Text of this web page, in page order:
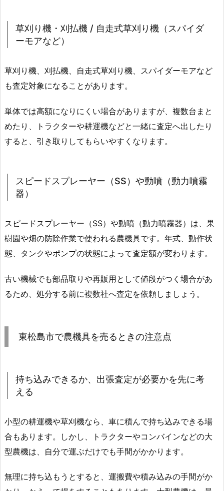
草刈り機・刈払機 / 自走式草刈り機（スパイダ
ーモアなど）
草刈り機、刈払機、自走式草刈り機、スパイダーモアなど
も査定対象になることがあります。
単体では高額になりにくい場合がありますが、複数台まと
めたり、トラクターや耕運機などと一緒に査定へ出したり
すると、引き取りしてもらいやすくなります。
スピードスプレーヤー（SS）や動噴（動力噴霧
器）
スピードスプレーヤー（SS）や動噴（動力噴霧器）は、果
樹園や畑の防除作業で使われる農機具です。年式、動作状
態、タンクやポンプの状態によって査定額が変わります。
古い機械でも部品取りや再販用として値段がつく場合があ
るため、処分する前に複数社へ査定を依頼しましょう。
東松島市で農機具を売るときの注意点
持ち込みできるか、出張査定が必要かを先に考
える
小型の耕運機や草刈機なら、車に積んで持ち込みできる場
合もあります。しかし、トラクターやコンバインなどの大
型農機は、自分で運ぶだけでも手間がかかります。
無理に持ち込もうとすると、運搬費や積み込みの手間がか